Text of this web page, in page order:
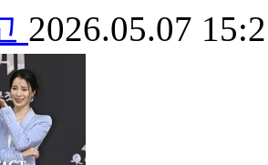
2026.05.07